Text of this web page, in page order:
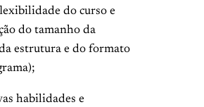
do curso e
do tamanho da
estrutura e do formato
habilidades e